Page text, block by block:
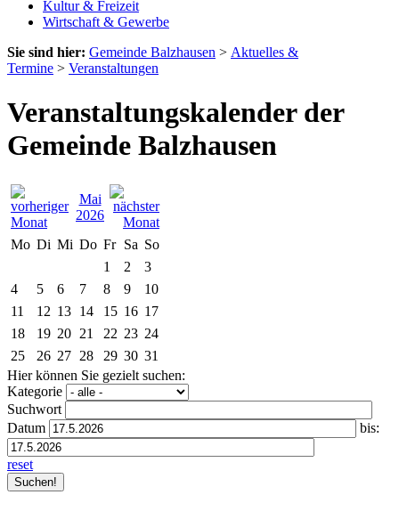
Kultur & Freizeit
Wirtschaft & Gewerbe
Sie sind hier: Gemeinde Balzhausen > Aktuelles &
Termine > Veranstaltungen
Veranstaltungskalender der
Gemeinde Balzhausen
Mai
2026
Mo Di Mi Do Fr Sa So
1
2
3
4
5 6 7 8 9
10
11
12 13 14 15 16 17
18
19 20 21 22 23 24
25
26 27 28 29 30 31
Hier können Sie gezielt suchen:
Kategorie
Suchwort
Datum
bis:
reset